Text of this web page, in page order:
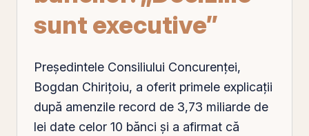
sunt executive”
Președintele Consiliului Concurenței,
Bogdan Chirițoiu, a oferit primele explicații
după amenzile record de 3,73 miliarde de
lei date celor 10 bănci și a afirmat că